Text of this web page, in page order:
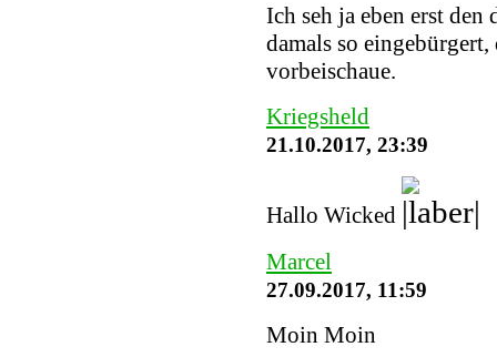
Ich seh ja eben erst den
damals so
vorbeischaue.
Kriegsheld
21.10.2017, 23:39
Hallo Wicked
Marcel
27.09.2017, 11:59
Moin Moin